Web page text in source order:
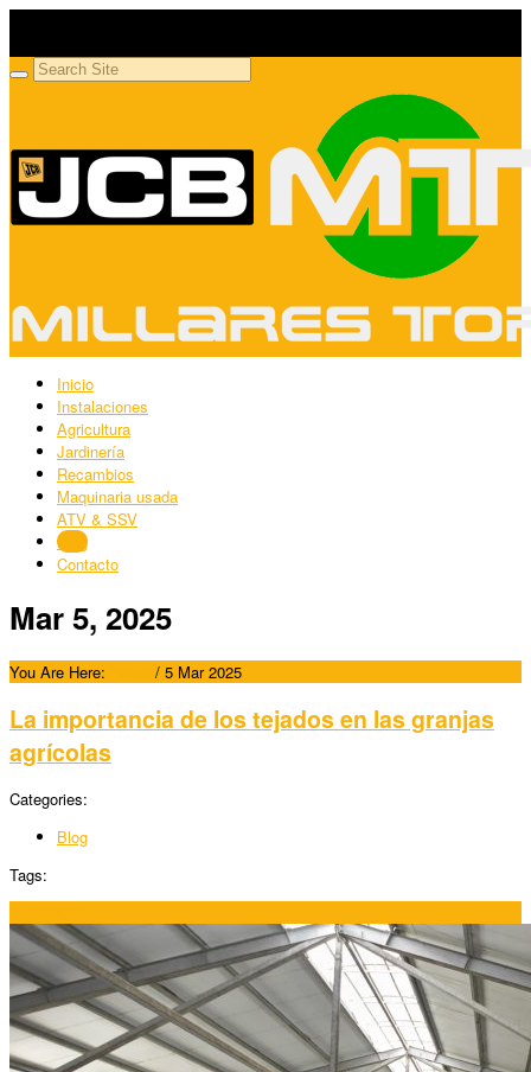
Inicio
Instalaciones
Agricultura
Jardinería
Recambios
Maquinaria usada
ATV & SSV
Blog
Contacto
Mar 5, 2025
You Are Here: / 5 Mar 2025
La importancia de los tejados en las granjas
agrícolas
Categories:
Blog
Tags: